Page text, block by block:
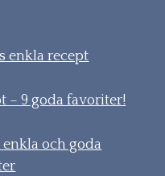
enkla recept
– 9 goda favoriter!
enkla och goda